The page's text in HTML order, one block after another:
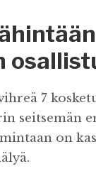
7
seitsemän
on